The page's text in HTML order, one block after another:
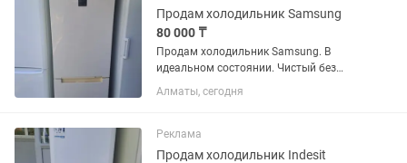
Продам холодильник Samsung
80 000 ₸
Продам холодильник Samsung. В
идеальном состоянии. Чистый без
запахов резинки целые. Возможно
доставка
Алматы, сегодня
Реклама
Продам холодильник Indesit